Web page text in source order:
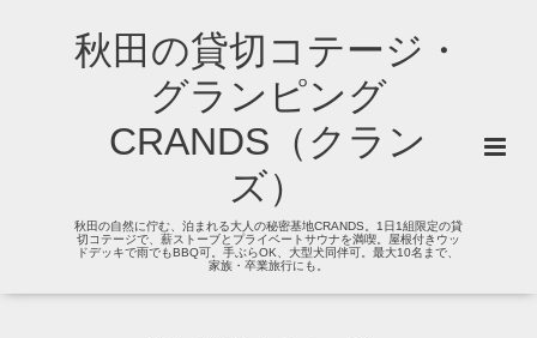
秋田の貸切コテージ・
グランピング
CRANDS（クラン
ズ）
秋田の自然に佇む、泊まれる大人の秘密基地CRANDS。1日1組限定の貸
切コテージで、薪ストーブとプライベートサウナを満喫。屋根付きウッ
ドデッキで雨でもBBQ可。手ぶらOK、大型犬同伴可。最大10名まで、
家族・卒業旅行にも。